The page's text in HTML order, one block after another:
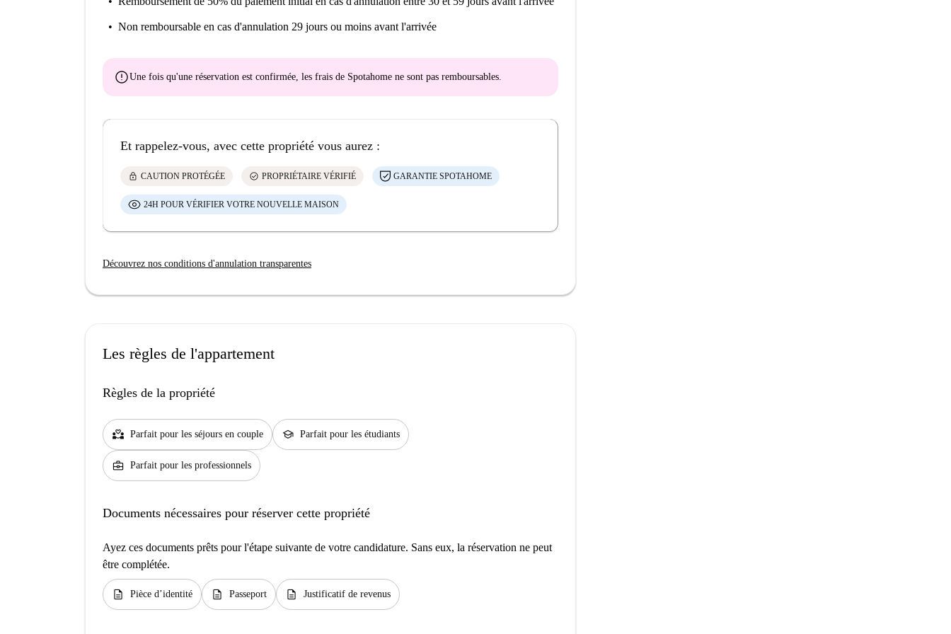
Non remboursable en cas d'annulation 29 jours ou moins avant l'arrivée
errorUne fois qu'une réservation est confirmée, les frais de Spotahome ne sont pas remboursables.
Et rappelez-vous, avec cette propriété vous aurez :
lock CAUTION PROTÉGÉE check_circle PROPRIÉTAIRE VÉRIFIÉ GARANTIE SPOTAHOME
24H POUR VÉRIFIER VOTRE NOUVELLE MAISON
Découvrez nos conditions d'annulation transparentes
Les règles de l'appartement
Règles de la propriété
partner_heart Parfait pour les séjours en couple school Parfait pour les étudiants
business_center Parfait pour les professionnels
Documents nécessaires pour réserver cette propriété
Ayez ces documents prêts pour l'étape suivante de votre candidature. Sans eux, la réservation ne peut
être complétée.
description Pièce d’identité description Passeport description Justificatif de revenus